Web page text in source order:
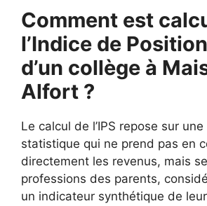
Comment est
l’Indice de
d’un collège à
Alfort ?
Le calcul de l’IPS repose sur
statistique qui ne prend pas en
directement les revenus, mais
professions des parents,
un indicateur synthétique de leur